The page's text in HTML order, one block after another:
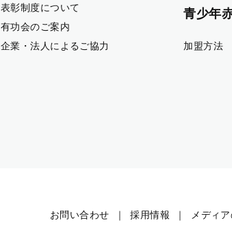
表彰制度について
有功会のご案内
企業・法人によるご協力
青少年
加盟方法
お問い合わせ 採用情報 メディ